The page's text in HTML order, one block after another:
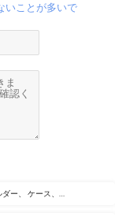
いことが多いで
ー、 ケース、